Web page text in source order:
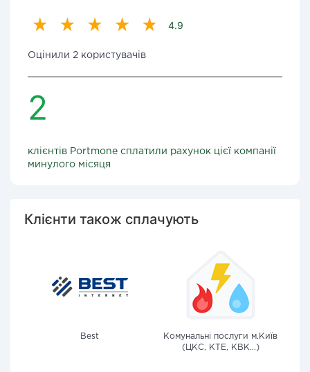
4.9
Оцінили 2 користувачів
2
клієнтів Portmone сплатили рахунок цієї компанії
минулого місяця
Клієнти також сплачують
Best
Комунальні послуги м.Київ
(ЦКС, КТЕ, КВК...)